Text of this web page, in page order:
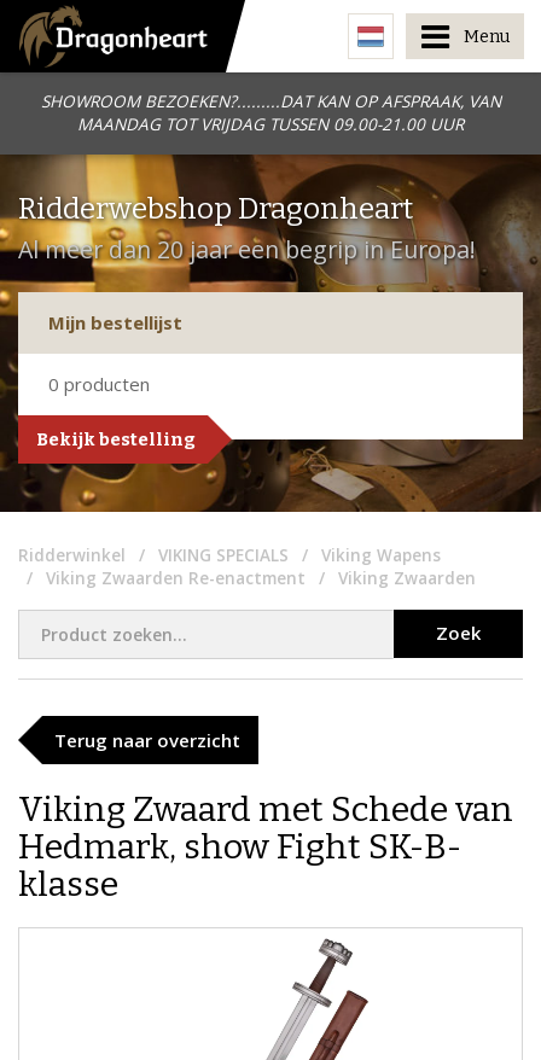
SHOWROOM BEZOEKEN?.........DAT KAN OP AFSPRAAK, VAN
MAANDAG TOT VRIJDAG TUSSEN 09.00-21.00 UUR
Menu
Ridderwebshop Dragonheart
Al meer dan 20 jaar een begrip in Europa!
Mijn bestellijst
0 producten
Bekijk bestelling
Ridderwinkel VIKING SPECIALS
Viking Wapens
Viking Zwaarden Re-enactment
Viking Zwaarden
Zoek
Terug naar overzicht
Viking Zwaard met Schede van
Hedmark, show Fight SK-B-
klasse